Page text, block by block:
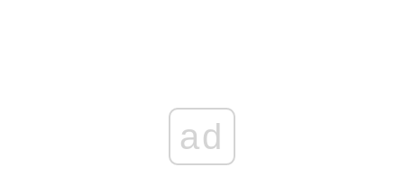
ad